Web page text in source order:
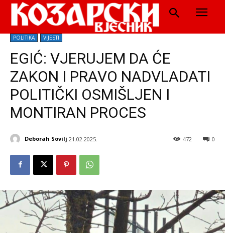
POLITIKA VIJESTI
EGIĆ: VJERUJEM DA ĆE
ZAKON I PRAVO NADVLADATI
POLITIČKI OSMIŠLJEN I
MONTIRAN PROCES
Deborah Sovilj 21.02.2025. 0
472